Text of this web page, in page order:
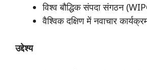
विश्व बौद्धिक संपदा संगठन
वैश्विक दक्षिण में नवाचार
उद्देश्य